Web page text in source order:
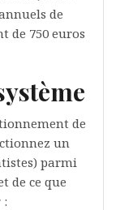
de
de 750 euros
de
un
parmi
de ce que
: